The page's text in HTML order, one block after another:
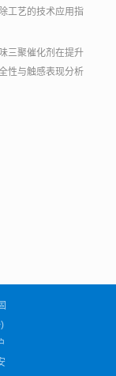
工艺的技术应用指
三聚催化剂在提升
性与触感表现分析